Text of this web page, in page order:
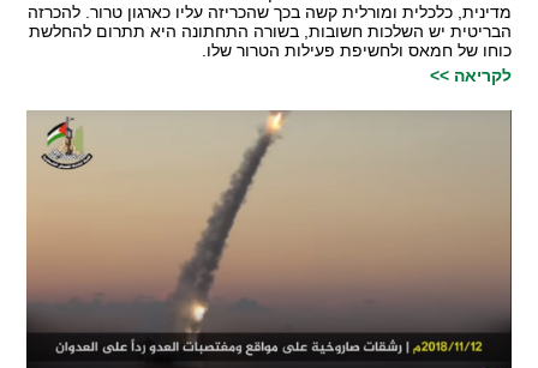
מדינית, כלכלית ומורלית קשה בכך שהכריזה עליו כארגון טרור. להכרזה
הבריטית יש השלכות חשובות, בשורה התחתונה היא תתרום להחלשת
כוחו של חמאס ולחשיפת פעילות הטרור שלו.
לקריאה >>